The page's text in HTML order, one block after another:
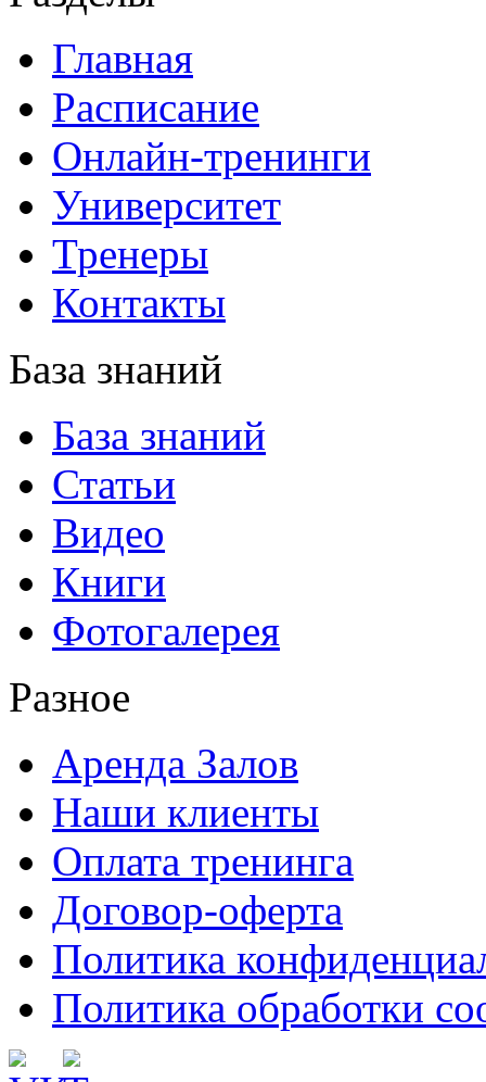
Главная
Расписание
Онлайн-тренинги
Университет
Тренеры
Контакты
База знаний
База знаний
Статьи
Видео
Книги
Фотогалерея
Разное
Аренда Залов
Наши клиенты
Оплата тренинга
Договор-оферта
Политика
Политика обработки